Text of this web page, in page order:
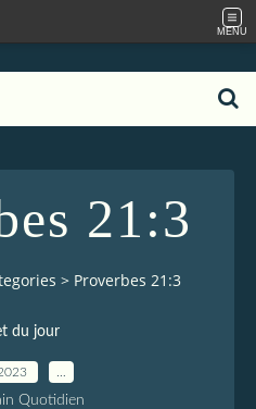
MENU
21:3
> Proverbes 21:3
du jour
Quotidien